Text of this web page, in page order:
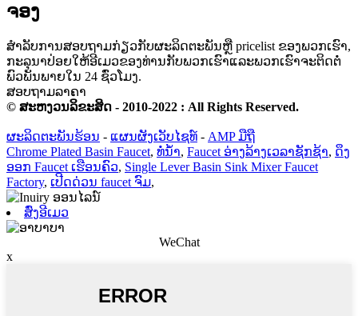
ຈອງ
ສໍາ​ລັບ​ການ​ສອບ​ຖາມ​ກ່ຽວ​ກັບ​ຜະ​ລິດ​ຕະ​ພັນ​ຫຼື pricelist ຂອງ​ພວກ​ເຮົາ​,
ກະ​ລຸ​ນາ​ປ່ອຍ​ໃຫ້​ອີ​ເມວ​ຂອງ​ທ່ານ​ກັບ​ພວກ​ເຮົາ​ແລະ​ພວກ​ເຮົາ​ຈະ​ຕິດ​ຕໍ່​
ພົວ​ພັນ​ພາຍ​ໃນ 24 ຊົ່ວ​ໂມງ​.
ສອບຖາມລາຄາ
© ສະຫງວນລິຂະສິດ - 2010-2022 : All Rights Reserved.
ຜະລິດຕະພັນຮ້ອນ - ແຜນຜັງເວັບໄຊທ໌ - AMP ມືຖື
Chrome Plated Basin Faucet, ທໍ່ນ້ຳ, Faucet ອ່າງລ້າງເວລາຊັກຊ້າ, ດຶງ
ອອກ Faucet ເຮືອນຄົວ, Single Lever Basin Sink Mixer Faucet
Factory, ເປີດດ່ວນ faucet ຈົມ,
ສົ່ງອີເມວ
WeChat
x